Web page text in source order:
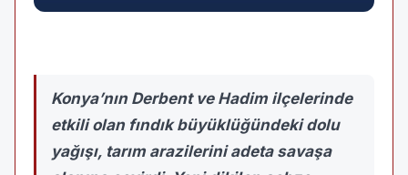
Konya’nın Derbent ve Hadim ilçelerinde
etkili olan fındık büyüklüğündeki dolu
yağışı, tarım arazilerini adeta savaşa